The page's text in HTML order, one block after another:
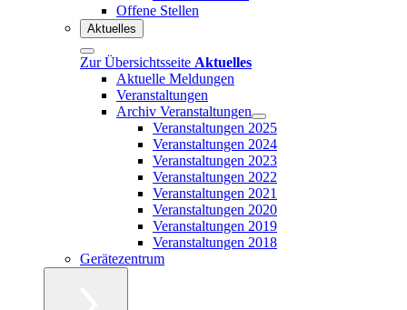
Offene Stellen
Aktuelles
Zur Übersichtsseite Aktuelles
Aktuelle Meldungen
Veranstaltungen
Archiv Veranstaltungen
Veranstaltungen 2025
Veranstaltungen 2024
Veranstaltungen 2023
Veranstaltungen 2022
Veranstaltungen 2021
Veranstaltungen 2020
Veranstaltungen 2019
Veranstaltungen 2018
Gerätezentrum